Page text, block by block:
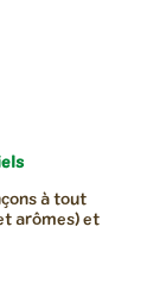
à tout
arômes) et